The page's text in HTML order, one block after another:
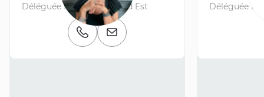
Déléguée Régionale Grand Est
Numéro de téléphone
Email
Déléguée